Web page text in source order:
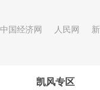
中国经济网 人民网
凯风专区